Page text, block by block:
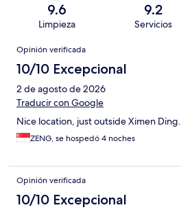
9.6
Limpieza
9.2
Servicios
Opiniones
Opinión verificada
10/10 Excepcional
2 de agosto de 2026
Traducir con Google
Nice location, just outside Ximen Ding.
ZENG, se hospedó 4 noches
Opinión verificada
10/10 Excepcional